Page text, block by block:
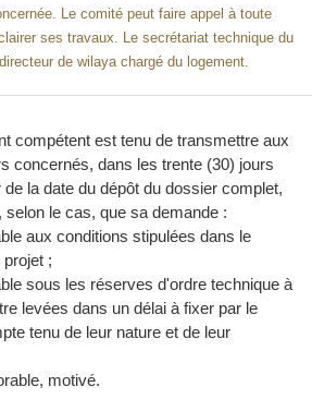
Le comité peut faire appel à toute
ses travaux. Le secrétariat technique du
de wilaya chargé du logement.
compétent est tenu de transmettre aux
concernés, dans les trente (30) jours
la date du dépôt du dossier complet,
selon le cas, que sa demande :
aux conditions stipulées dans le
;
sous les réserves d'ordre technique à
levées dans un délai à fixer par le
tenu de leur nature et de leur
motivé.